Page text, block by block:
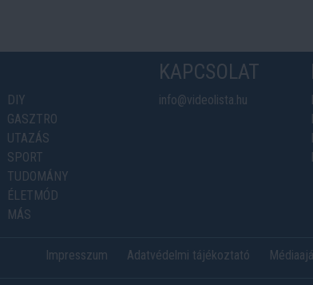
DIY
GASZTRO
UTAZÁS
SPORT
TUDOMÁNY
ÉLETMÓD
MÁS
KAPCSOLAT
info@videolista.hu
Impresszum Adatvédelmi tájékoztató